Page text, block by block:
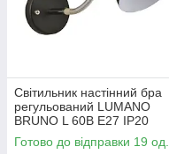
Світильник настінний бра
регульований LUMANO
BRUNO L 60В Е27 IP20
чорний
Готово до відправки 19 од.